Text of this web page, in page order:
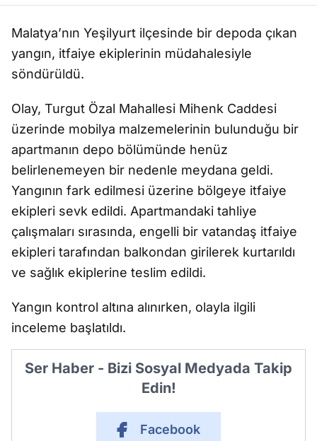
Malatya’nın Yeşilyurt ilçesinde bir depoda çıkan
yangın, itfaiye ekiplerinin müdahalesiyle
söndürüldü.
Olay, Turgut Özal Mahallesi Mihenk Caddesi
üzerinde mobilya malzemelerinin bulunduğu bir
apartmanın depo bölümünde henüz
belirlenemeyen bir nedenle meydana geldi.
Yangının fark edilmesi üzerine bölgeye itfaiye
ekipleri sevk edildi. Apartmandaki tahliye
çalışmaları sırasında, engelli bir vatandaş itfaiye
ekipleri tarafından balkondan girilerek kurtarıldı
ve sağlık ekiplerine teslim edildi.
Yangın kontrol altına alınırken, olayla ilgili
inceleme başlatıldı.
Ser Haber - Bizi Sosyal Medyada Takip
Edin!
Facebook